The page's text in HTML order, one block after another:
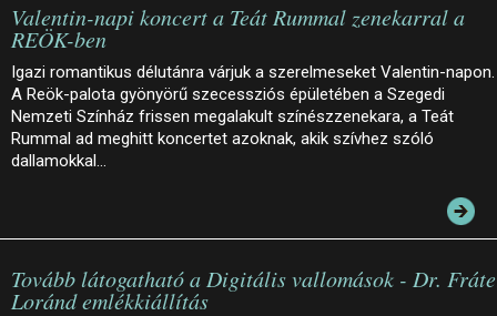
Valentin-napi koncert a Teát Rummal zenekarral a
REÖK-ben
Igazi romantikus délutánra várjuk a szerelmeseket Valentin-napon.
A Reök-palota gyönyörű szecessziós épületében a Szegedi
Nemzeti Színház frissen megalakult színészzenekara, a Teát
Rummal ad meghitt koncertet azoknak, akik szívhez szóló
dallamokkal…
Tovább látogatható a Digitális vallomások - Dr.
Loránd emlékkiállítás